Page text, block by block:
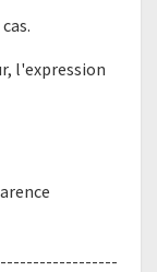
l'expression